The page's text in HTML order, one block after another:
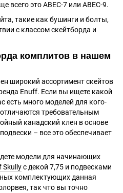
всего это ABEC-7 или ABEC-9.
такие как бушинги и болты,
с классом скейтборда и
комплитов в нашем
широкий ассортимент скейтов
Enuff. Если вы ищете какой
есть много моделей для кого-
требовательным
канадский клен в основе
– все это обеспечивает
модели для начинающих
Skullyс декой 7,75 и подвесками
комплектующих данная
так что вы точно